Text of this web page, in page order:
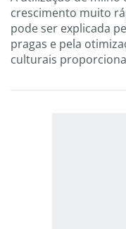
crescimento muito
pode ser explicada
pragas e pela
culturais